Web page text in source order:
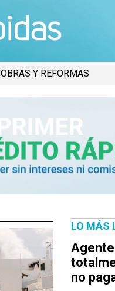
OBRAS Y REFORMAS
LO MÁS
no